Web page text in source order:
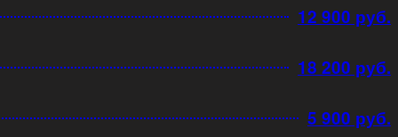
12 900 руб.
18 200 руб.
5 900 руб.